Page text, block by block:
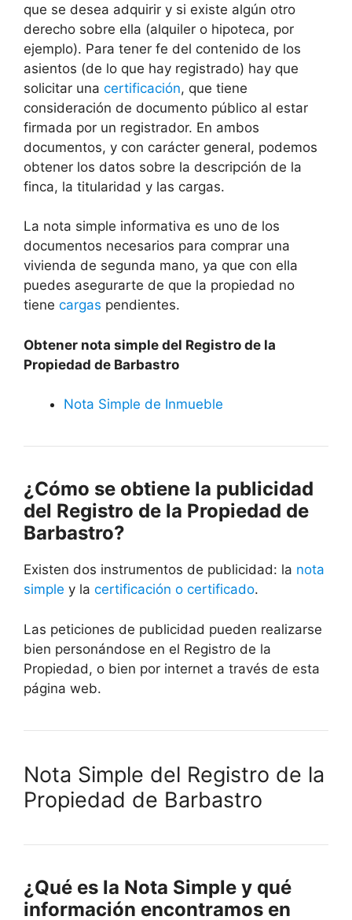
que se desea adquirir y si existe algún otro
derecho sobre ella (alquiler o hipoteca, por
ejemplo). Para tener fe del contenido de los
asientos (de lo que hay registrado) hay que
solicitar una certificación, que tiene
consideración de documento público al estar
firmada por un registrador. En ambos
documentos, y con carácter general, podemos
obtener los datos sobre la descripción de la
finca, la titularidad y las cargas.
La nota simple informativa es uno de los
documentos necesarios para comprar una
vivienda de segunda mano, ya que con ella
puedes asegurarte de que la propiedad no
tiene cargas pendientes.
Obtener nota simple del Registro de la
Propiedad de Barbastro
Nota Simple de Inmueble
¿Cómo se obtiene la publicidad
del Registro de la Propiedad de
Barbastro?
Existen dos instrumentos de publicidad: la nota
simple y la certificación o certificado.
Las peticiones de publicidad pueden realizarse
bien personándose en el Registro de la
Propiedad, o bien por internet a través de esta
página web.
Nota Simple del Registro de la
Propiedad de Barbastro
¿Qué es la Nota Simple y qué
información encontramos en